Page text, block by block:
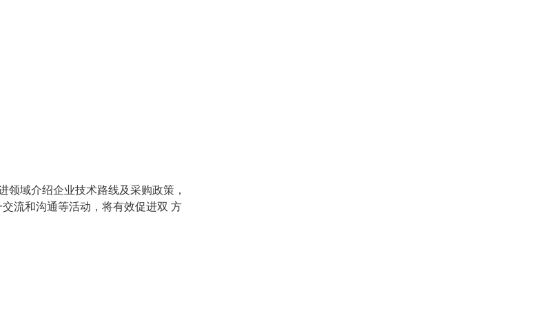
领域介绍企业技术路线及采购政策，
流和沟通等活动，将有效促进双 方